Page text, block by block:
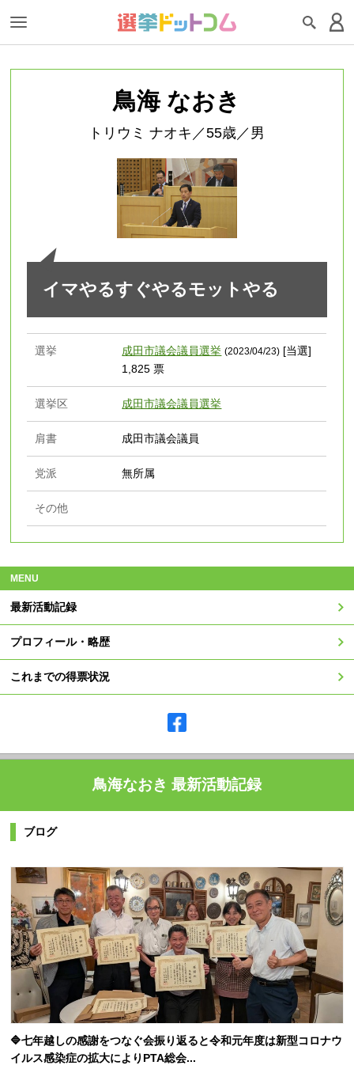
鳥海 なおき
トリウミ ナオキ／55歳／男
イマやるすぐやるモットやる
選挙 成田市議会議員選挙 (2023/04/23) [当選]
1,825 票
選挙区 成田市議会議員選挙
肩書 成田市議会議員
党派 無所属
その他
MENU
最新活動記録
プロフィール・略歴
これまでの得票状況
鳥海なおき 最新活動記録
ブログ
🔷七年越しの感謝をつなぐ会振り返ると令和元年度は新型コロナウ
イルス感染症の拡大によりPTA総会...